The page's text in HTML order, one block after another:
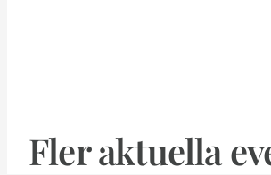
Fler aktuella